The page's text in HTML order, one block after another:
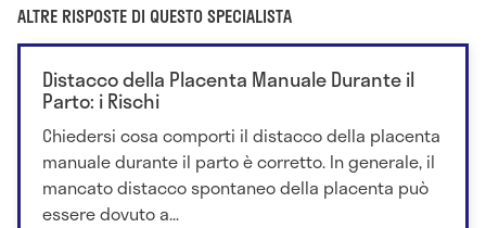
ALTRE RISPOSTE DI QUESTO SPECIALISTA
Distacco della Placenta Manuale Durante il
Parto: i Rischi
Chiedersi cosa comporti il distacco della placenta
manuale durante il parto è corretto. In generale, il
mancato distacco spontaneo della placenta può
essere dovuto a...